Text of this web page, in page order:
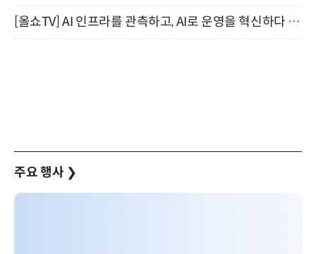
[올쇼TV] AI 인프라를 관측하고, AI로 운영을 혁신하다 (8월 11일 생방송)
주요 행사 ❯